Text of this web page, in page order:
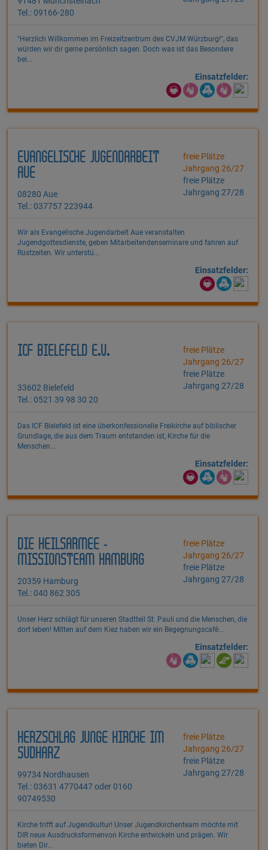
Tel.: 09166-280
"Herzlich Willkommen im Freizeitzentrum des CVJM Würzburg!", das
würden wir dir gerne persönlich sagen. Doch was ist das Besondere
bei...
Einsatzfelder:
EVANGELISCHE JUGENDARBEIT
AUE
08280 Aue
Tel.: 037757 223944
freie Plätze
Jahrgang 26/27
freie Plätze
Jahrgang 27/28
Wir als Evangelische Jugendarbeit Aue veranstalten
Jugendgottesdienste, geben Mitarbeitendenseminare und fahren auf
Rüstzeiten. Wir unterstü...
Einsatzfelder:
ICF BIELEFELD E.V.
33602 Bielefeld
Tel.: 0521 39 98 30 20
freie Plätze
Jahrgang 26/27
freie Plätze
Jahrgang 27/28
Das ICF Bielefeld ist eine überkonfessionelle Freikirche auf biblischer
Grundlage, die aus dem Traum entstanden ist, Kirche für die
Menschen...
Einsatzfelder:
DIE HEILSARMEE -
MISSIONSTEAM HAMBURG
20359 Hamburg
Tel.: 040 862 305
freie Plätze
Jahrgang 26/27
freie Plätze
Jahrgang 27/28
Unser Herz schlägt für unseren Stadtteil St. Pauli und die Menschen, die
dort leben! Mitten auf dem Kiez haben wir ein Begegnungscafé...
Einsatzfelder:
HERZSCHLAG JUNGE KIRCHE IM
SÜDHARZ
99734 Nordhausen
Tel.: 03631 4770447 oder 0160
90749530
freie Plätze
Jahrgang 26/27
freie Plätze
Jahrgang 27/28
Kirche trifft auf Jugendkultur! Unser Jugendkirchenteam möchte mit
DIR neue Ausdrucksformenvon Kirche entwickeln und prägen. Wir
bieten Dir...